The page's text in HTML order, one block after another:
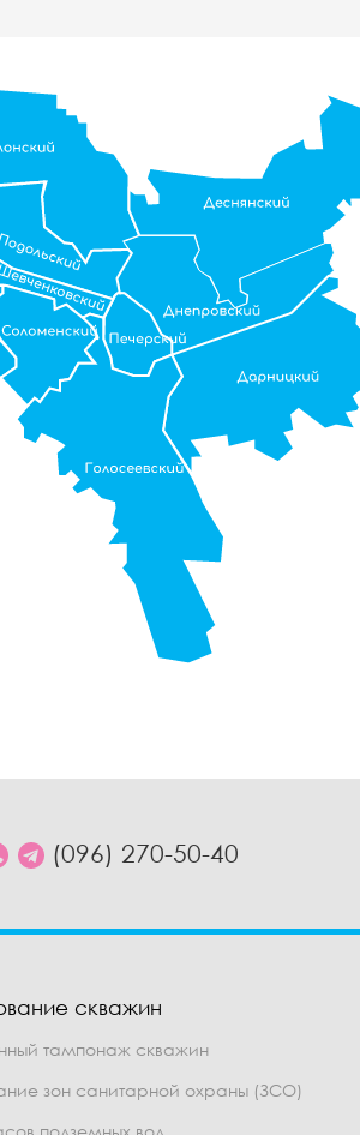
(096) 270-50-40
скважин
тампонаж скважин
зон санитарной охраны (ЗСО)
подземных вод